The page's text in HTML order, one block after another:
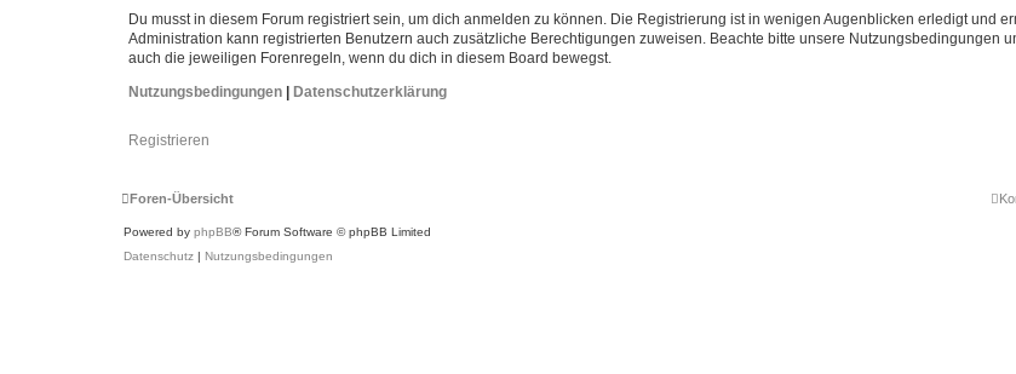
Du musst in diesem Forum registriert sein, um dich anmelden zu können. Die Registrierung ist in wenigen Augenblicken erledigt und
Administration kann registrierten Benutzern auch zusätzliche Berechtigungen zuweisen. Beachte bitte unsere Nutzungsbedingungen
auch die jeweiligen Forenregeln, wenn du dich in diesem Board bewegst.
Nutzungsbedingungen | Datenschutzerklärung
Registrieren
Foren-Übersicht
Powered by phpBB® Forum Software © phpBB Limited
Datenschutz | Nutzungsbedingungen